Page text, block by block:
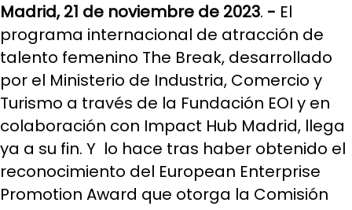
Madrid, 21 de noviembre de 2023. - El
programa internacional de atracción de
talento femenino The Break, desarrollado
por el Ministerio de Industria, Comercio y
Turismo a través de la Fundación EOI y en
colaboración con Impact Hub Madrid, llega
ya a su fin. Y lo hace tras haber obtenido el
reconocimiento del European Enterprise
Promotion Award que otorga la Comisión